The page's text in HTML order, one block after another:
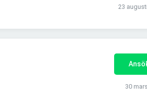
23
30